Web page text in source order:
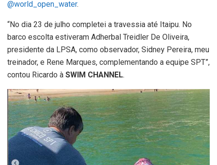
@world_open_water.
“No dia 23 de julho completei a travessia até Itaipu. No
barco escolta estiveram Adherbal Treidler De Oliveira,
presidente da LPSA, como observador, Sidney Pereira, meu
treinador, e Rene Marques, complementando a equipe SPT”,
contou Ricardo à SWIM CHANNEL.